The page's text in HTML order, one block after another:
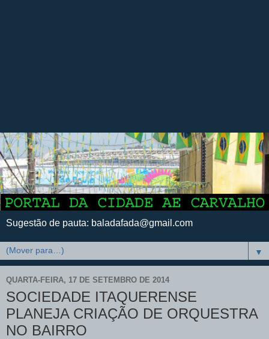
Sugestão de pauta: baladafada@gmail.com
▼
QUARTA-FEIRA, 17 DE SETEMBRO DE 2014
SOCIEDADE ITAQUERENSE
PLANEJA CRIAÇÃO DE ORQUESTRA
NO BAIRRO